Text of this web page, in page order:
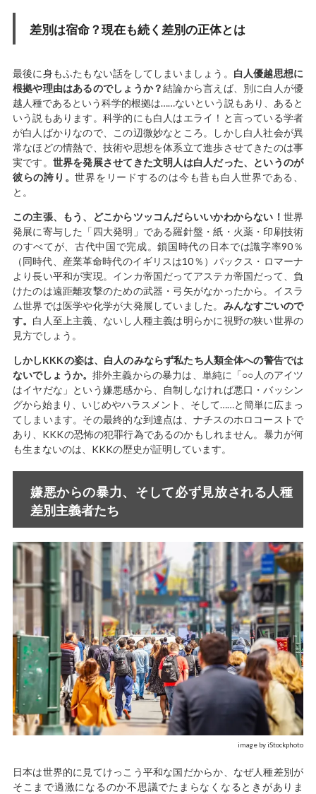
差別は宿命？現在も続く差別の正体とは
最後に身もふたもない話をしてしまいましょう。 白人優越思想に
根拠や理由はあるのでしょうか？結論から言えば、別に白人が優
越人種であるという科学的根拠は……ないという説もあり、あると
いう説もあります。科学的にも白人はエライ！と言っている学者
が白人ばかりなので、この辺微妙なところ。しかし白人社会が異
常なほどの情熱で、技術や思想を体系立て進歩させてきたのは事
実です。 世界を発展させてきた文明人は白人だった、というのが
彼らの誇り。世界をリードするのは今も昔も白人世界である、
と。
この主張、もう、どこからツッコんだらいいかわからない！ 世界
発展に寄与した「四大発明」である羅針盤・紙・火薬・印刷技術
のすべてが、古代中国で完成。鎖国時代の日本では識字率90％
（同時代、産業革命時代のイギリスは10％）パックス・ロマーナ
より長い平和が実現。インカ帝国だってアステカ帝国だって、負
けたのは遠距離攻撃のための武器・弓矢がなかったから。イスラ
ム世界では医学や化学が大発展していました。 みんなすごいので
す。 白人至上主義、ないし人種主義は明らかに視野の狭い世界の
見方でしょう。
しかしKKKの姿は、白人のみならず私たち人類全体への警告では
ないでしょうか。排外主義からの暴力は、単純に「○○人のアイツ
はイヤだな」という嫌悪感から、自制しなければ悪口・バッシン
グから始まり、いじめやハラスメント、そして……と簡単に広まっ
てしまいます。その最終的な到達点は、ナチスのホロコーストで
あり、KKKの恐怖の犯罪行為であるのかもしれません。暴力が何
も生まないのは、KKKの歴史が証明しています。
嫌悪からの暴力、そして必ず見放される人種
差別主義者たち
image by iStockphoto
日本は世界的に見てけっこう平和な国だからか、なぜ人種差別が
そこまで過激になるのか不思議でたまらなくなるときがありま